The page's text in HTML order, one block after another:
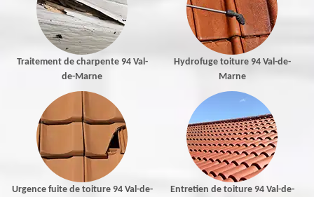
Traitement de charpente 94 Val-
de-Marne
Hydrofuge toiture 94 Val-de-
Marne
Urgence fuite de toiture 94 Val-de-
Entretien de toiture 94 Val-de-